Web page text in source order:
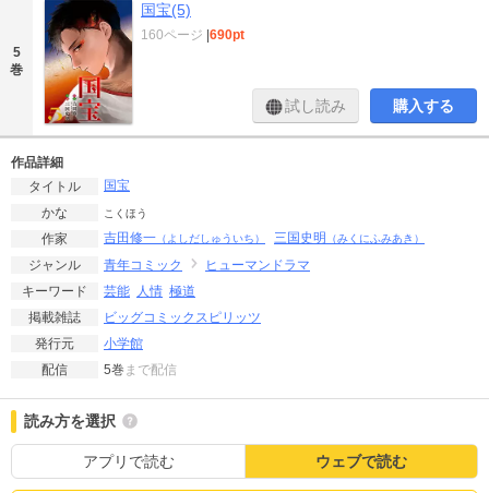
5
巻
国宝(5)
160ページ 690pt
試し読み 購入する
作品詳細
タイトル
国宝
かな
こくほう
作家 吉田修一 （よしだしゅういち） 三国史明 （みくにふみあき）
ジャンル 青年コミック
ヒューマンドラマ
キーワード
芸能 人情 極道
掲載雑誌
ビッグコミックスピリッツ
発行元
小学館
配信
5巻 まで配信
読み方を選択
アプリで読む ウェブで読む